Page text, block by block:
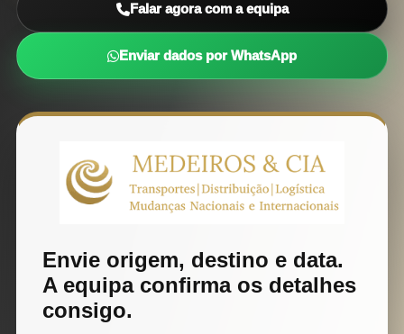
Falar agora com a equipa
Enviar dados por WhatsApp
Envie origem, destino e data.
A equipa confirma os detalhes
consigo.